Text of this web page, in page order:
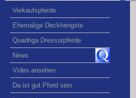
Verkaufspferde
Ehemalige Deckhengste
Quadriga Dressurpferde
News
Video ansehen
Da ist gut Pferd sein